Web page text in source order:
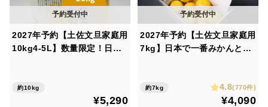
2027年予約【土佐文旦家庭用
10kg4-5L】数量限定！日本
約10kg
¥5,290
2027年予約【土佐文旦家庭用
7kg】日本で一番みかんと暮
約7kg 4.8(770件)
¥4,090